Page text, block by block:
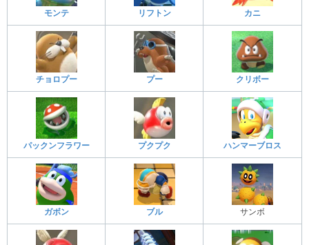
モンテ リフトン カニ
チョロプー プー クリボー
パックンフラワー プクプク ハンマーブロス
ガボン ブル サンボ